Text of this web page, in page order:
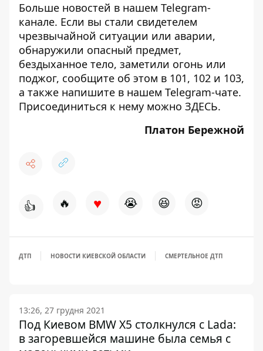
Больше новостей в нашем Telegram-
канале. Если вы стали свидетелем
чрезвычайной ситуации или аварии,
обнаружили опасный предмет,
бездыханное тело, заметили огонь или
поджог, сообщите об этом в 101, 102 и 103,
а также напишите в нашем Telegram-чате.
Присоединиться к нему можно ЗДЕСЬ.
Платон Бережной
👍 🔥 ♥ 😭 😆 😡
ДТП НОВОСТИ КИЕВСКОЙ ОБЛАСТИ СМЕРТЕЛЬНОЕ ДТП
13:26, 27 грудня 2021
Под Киевом BMW X5 столкнулся с Lada:
в загоревшейся машине была семья с